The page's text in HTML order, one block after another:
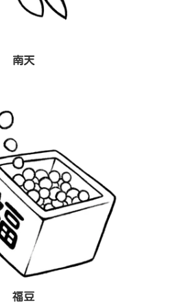
南天
福豆